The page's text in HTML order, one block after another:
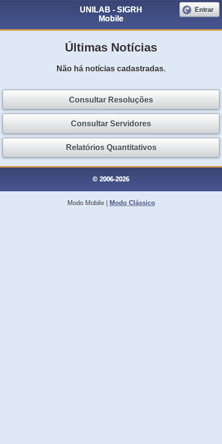
UNILAB - SIGRH
Mobile
Entrar
Últimas Notícias
Não há notícias cadastradas.
Consultar Resoluções
Consultar Servidores
Relatórios Quantitativos
© 2006-2026
Modo Mobile| Modo Clássico